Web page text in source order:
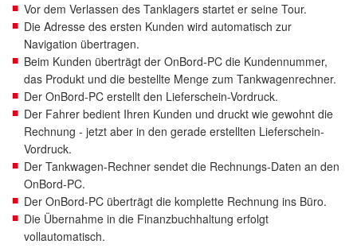
Vor dem Verlassen des Tanklagers startet er seine Tour.
Die Adresse des ersten Kunden wird automatisch zur
Navigation übertragen.
Beim Kunden überträgt der OnBord-PC die Kundennummer,
das Produkt und die bestellte Menge zum Tankwagenrechner.
Der OnBord-PC erstellt den Lieferschein-Vordruck.
Der Fahrer bedient Ihren Kunden und druckt wie gewohnt die
Rechnung - jetzt aber in den gerade erstellten Lieferschein-
Vordruck.
Der Tankwagen-Rechner sendet die Rechnungs-Daten an den
OnBord-PC.
Der OnBord-PC überträgt die komplette Rechnung ins Büro.
Die Übernahme in die Finanzbuchhaltung erfolgt
vollautomatisch.